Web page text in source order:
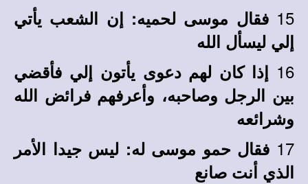
15 فقال موسى لحميه: إن الشعب يأتي
إلي ليسأل الله
16 إذا كان لهم دعوى يأتون إلي فأقضي
بين الرجل وصاحبه، وأعرفهم فرائض الله
وشرائعه
17 فقال حمو موسى له: ليس جيدا الأمر
الذي أنت صانع